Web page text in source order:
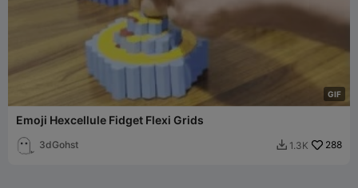
GIF
Emoji Hexcellule Fidget Flexi Grids
3dGohst  1.3K 288